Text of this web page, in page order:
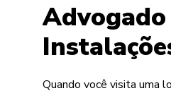
Quando você visita uma